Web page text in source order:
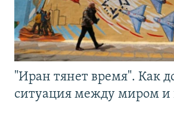
"Иран тянет время". Как
ситуация между миром и